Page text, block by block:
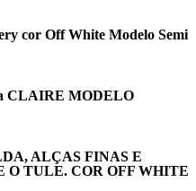
cor Off White Modelo Semi
CLAIRE MODELO
ALÇAS FINAS E
O TULE. COR OFF WHITE